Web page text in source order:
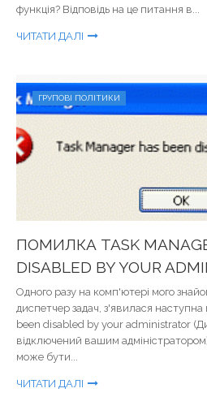
функція? Відповідь на це питання в...
ЧИТАТИ ДАЛІ
ГРУПОВІ ПОЛІТИКИ
ПОМИЛКА TASK
DISABLED BY YOUR
Одного разу на комп'ютері мого
диспетчер задач, з'явилася
been disabled by your administrator
відключений вашим
може бути...
ЧИТАТИ ДАЛІ